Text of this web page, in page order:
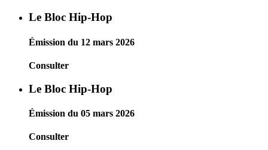
Le Bloc Hip-Hop
Émission du 12 mars 2026
Consulter
Le Bloc Hip-Hop
Émission du 05 mars 2026
Consulter